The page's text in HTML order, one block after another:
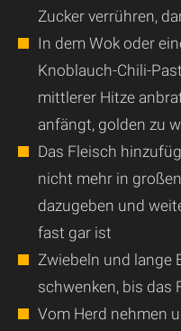
Zucker verrühren,
In dem Wok oder
Knoblauch-Chili-
mittlerer Hitze
anfängt, golden zu
Das Fleisch
nicht mehr in
dazugeben und
fast gar ist
Zwiebeln und lange
schwenken, bis das
Vom Herd nehmen